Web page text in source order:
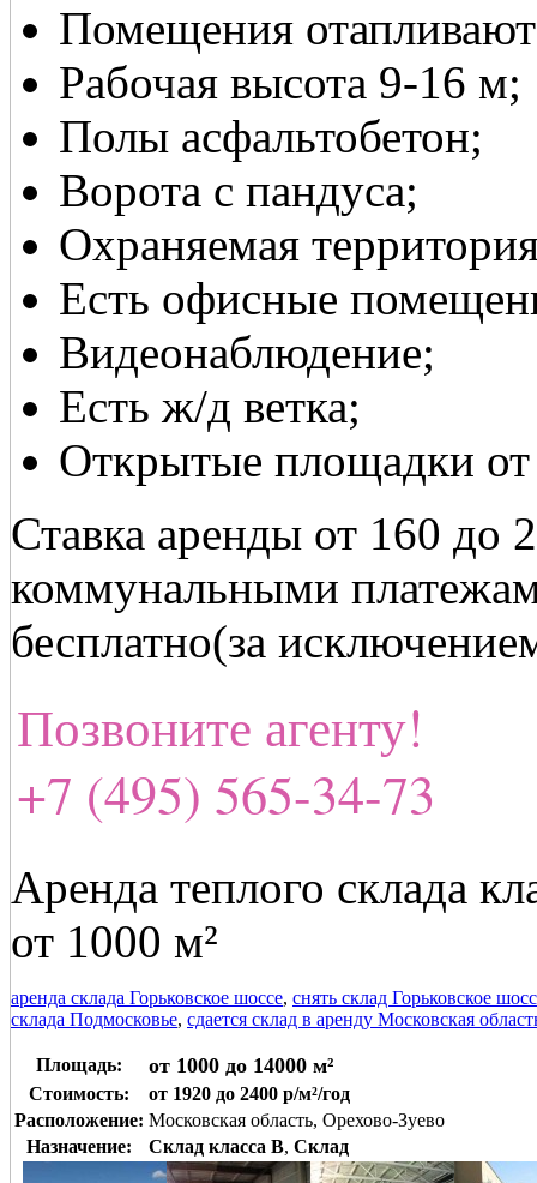
Помещения
Рабочая высота 9-16 м;
Полы асфальтобетон;
Ворота с пандуса;
Охраняемая
Есть офисные
Видеонаблюдение;
Есть ж/д ветка;
Открытые площадки от
Ставка аренды от 160 до
коммунальными
бесплатно(за
Позвоните агенту!
+7 (495) 565-34-73
Аренда теплого склада
от 1000 м²
аренда склада Горьковское шоссе, снять склад Горьковское
склада Подмосковье, сдается склад в аренду Московская
Площадь: от 1000 до 14000 м²
Стоимость:
от 1920 до 2400 р/м²/год
Расположение: Московская область, Орехово-Зуево
Назначение:
Склад класса B, Склад